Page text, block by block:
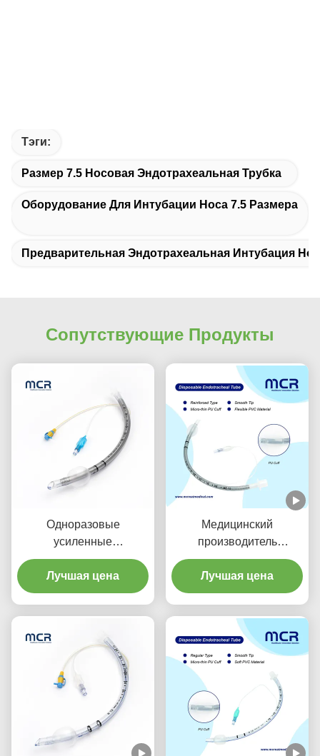
Тэги:
Размер 7.5 Носовая Эндотрахеальная Трубка
Оборудование Для Интубации Носа 7.5 Размера
Предварительная Эндотрахеальная Интубация
Сопутствующие Продукты
Одноразовые
усиленные
эндотрахеальные трубы
с портом всасывания
для профилактики ВАП
Лучшая цена
Медицинский
производитель
Усиленная одноразовая
эндотрахеальная трубка
без DEHP
Лучшая цена